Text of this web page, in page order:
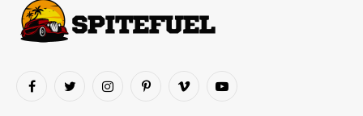
FacebookTwitterInstagramPinterestVimeo YouTube